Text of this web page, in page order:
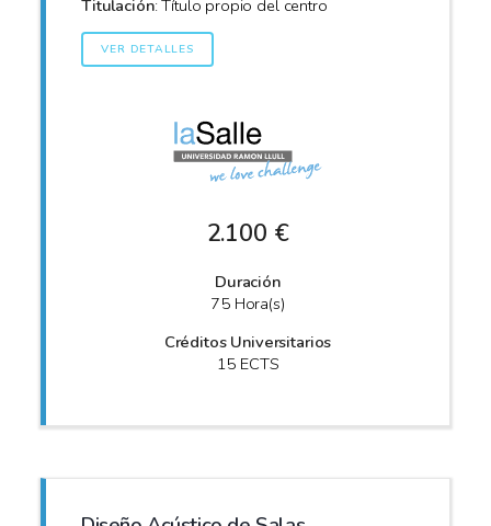
Titulación: Título propio del centro
VER DETALLES
2.100 €
Duración
75 Hora(s)
Créditos Universitarios
15 ECTS